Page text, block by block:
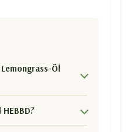
Öl